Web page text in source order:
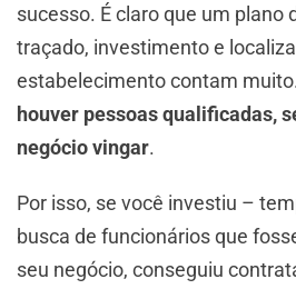
sucesso. É claro que um plano
traçado, investimento e
estabelecimento contam
houver pessoas qualificadas,
negócio vingar.
Por isso, se você investiu –
busca de funcionários que
seu negócio, conseguiu